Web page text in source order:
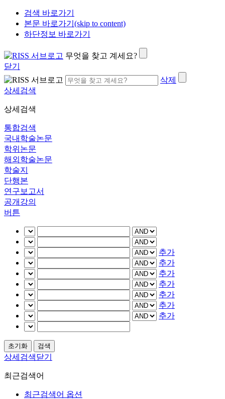
검색 바로가기
본문 바로가기(skip to content)
하단정보 바로가기
무엇을 찾고 계세요?
닫기
삭제
상세검색
상세검색
통합검색
국내학술논문
학위논문
해외학술논문
학술지
단행본
연구보고서
공개강의
버튼
추가
추가
추가
추가
추가
추가
추가
상세검색닫기
최근검색어
최근검색어 옵션